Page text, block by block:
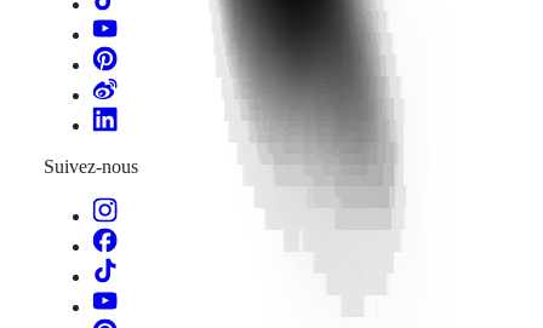
Suivez-nous